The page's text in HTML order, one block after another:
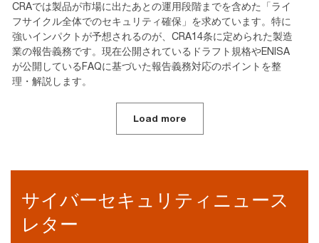
CRAでは製品が市場に出たあとの運用段階までを含めた「ライ
フサイクル全体でのセキュリティ確保」を求めています。特に
強いインパクトが予想されるのが、CRA14条に定められた製造
業の報告義務です。現在公開されているドラフト規格やENISA
が公開しているFAQに基づいた報告義務対応のポイントを整
理・解説します。
Load more
サイバーセキュリティニュース
レター